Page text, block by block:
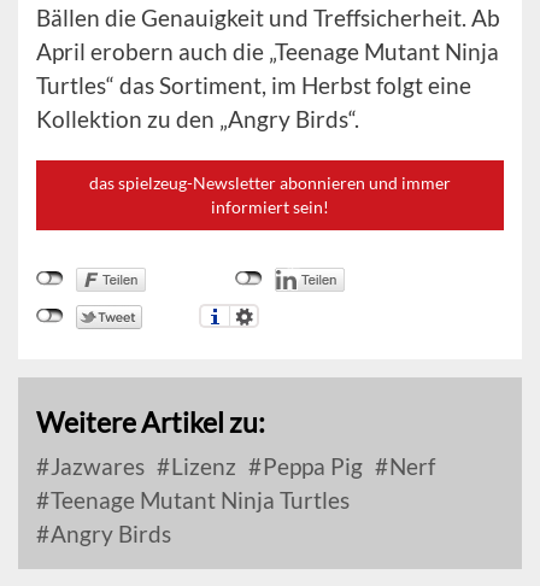
Bällen die Genauigkeit und Treffsicherheit. Ab
April erobern auch die „Teenage Mutant Ninja
Turtles“ das Sortiment, im Herbst folgt eine
Kollektion zu den „Angry Birds“.
das spielzeug-Newsletter abonnieren und immer
informiert sein!
Weitere Artikel zu:
Jazwares Lizenz Peppa Pig
Nerf
Teenage Mutant Ninja Turtles
Angry Birds